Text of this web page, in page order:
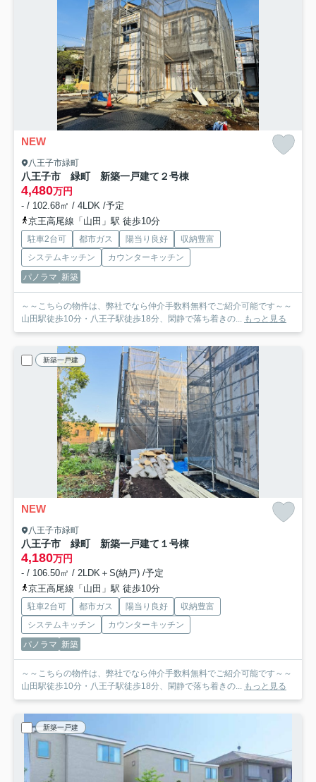
NEW
八王子市緑町
八王子市 緑町 新築一戸建て ２号棟
4,480万円
- / 102.68㎡ / 4LDK /予定
京王高尾線「山田」駅 徒歩10分
駐車2台可 都市ガス 陽当り良好
収納豊富
システムキッチン
カウンターキッチン
パノラマ 新築
～～こちらの物件は、弊社でなら仲介手数料無料でご紹介可能です～～
山田駅徒歩10分・八王子駅徒歩18分、閑静で落ち着きの...
もっと見る
新築一戸建
NEW
八王子市緑町
八王子市 緑町 新築一戸建て １号棟
4,180万円
- / 106.50㎡ / 2LDK＋S(納戸) /予定
京王高尾線「山田」駅 徒歩10分
駐車2台可 都市ガス 陽当り良好
収納豊富
システムキッチン
カウンターキッチン
パノラマ 新築
～～こちらの物件は、弊社でなら仲介手数料無料でご紹介可能です～～
山田駅徒歩10分・八王子駅徒歩18分、閑静で落ち着きの...
もっと見る
新築一戸建